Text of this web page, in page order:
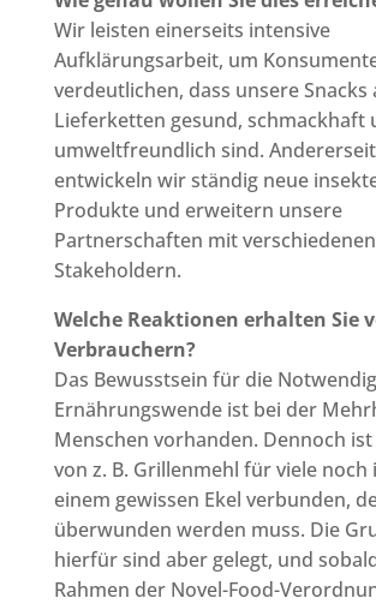
Wir leisten einerseits intensive
Aufklärungsarbeit, um
verdeutlichen, dass unsere Snacks
Lieferketten gesund, schmackhaft
umweltfreundlich sind.
entwickeln wir ständig neue
Produkte und erweitern unsere
Partnerschaften mit verschiedenen
Stakeholdern.
Welche Reaktionen erhalten Sie
Verbrauchern?
Das Bewusstsein für die
Ernährungswende ist bei der
Menschen vorhanden. Dennoch ist
von z. B. Grillenmehl für viele
einem gewissen Ekel verbunden,
überwunden werden muss. Die
hierfür sind aber gelegt, und
Rahmen der Novel-Food-